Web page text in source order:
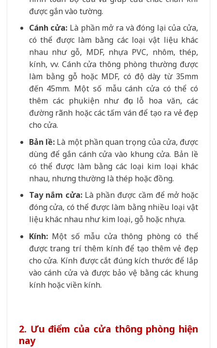
được gắn vào tường.
Cánh cửa: Là phần mở ra và đóng lại của cửa,
có thể được làm bằng các loại vật liệu khác
nhau như gỗ, MDF, nhựa PVC, nhôm, thép,
kính, vv. Cánh cửa thông phòng thường được
làm bằng gỗ hoặc MDF, có độ dày từ 35mm
đến 45mm. Một số mẫu cánh cửa có thể có
thêm các phụ kiện như đục lỗ hoa văn, các
đường rãnh hoặc các tấm ván để tạo ra vẻ đẹp
cho cửa.
Bản lề: Là một phần quan trọng của cửa, được
dùng để gắn cánh cửa vào khung cửa. Bản lề
có thể được làm bằng các loại kim loại khác
nhau, nhưng thường là thép hoặc đồng.
Tay nắm cửa: Là phần được cầm để mở hoặc
đóng cửa, có thể được làm bằng nhiều loại vật
liệu khác nhau như kim loại, gỗ hoặc nhựa.
Kính: Một số mẫu cửa thông phòng có thể
được trang trí thêm kính để tạo thêm vẻ đẹp
cho cửa. Kính được cắt đúng kích thước để lắp
vào cánh cửa và được bảo vệ bằng các khung
kính hoặc viền kính.
2. Ưu điểm của cửa thông phòng hiện
nay